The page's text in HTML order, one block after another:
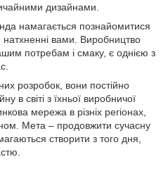
дизайнами.
намагається познайомитися
натхненні вами. Виробництво
потребам і смаку, є однією з
розробок, вони постійно
в світі з їхньої виробничої
мережа в різніх регіонах,
Мета – продовжити сучасну
створити з того дня,